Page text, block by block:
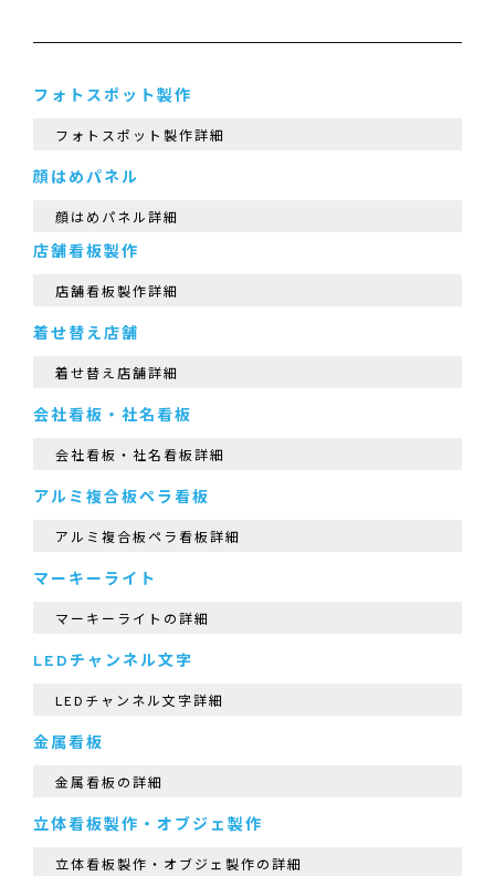
フォトスポット製作
フォトスポット製作詳細
顔はめパネル
顔はめパネル詳細
店舗看板製作
店舗看板製作詳細
着せ替え店舗
着せ替え店舗詳細
会社看板・社名看板
会社看板・社名看板詳細
アルミ複合板ペラ看板
アルミ複合板ペラ看板詳細
マーキーライト
マーキーライトの詳細
LEDチャンネル文字
LEDチャンネル文字詳細
金属看板
金属看板の詳細
立体看板製作・オブジェ製作
立体看板製作・オブジェ製作の詳細